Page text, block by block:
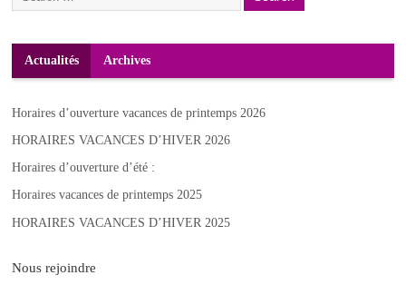
Actualités Archives
Horaires d’ouverture vacances de printemps 2026
HORAIRES VACANCES D’HIVER 2026
Horaires d’ouverture d’été :
Horaires vacances de printemps 2025
HORAIRES VACANCES D’HIVER 2025
Nous rejoindre